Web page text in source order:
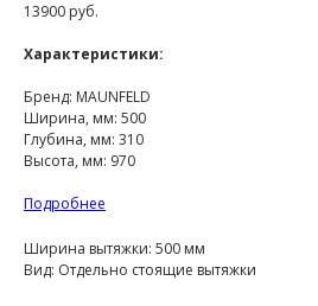
13900 руб.
Характеристики:
Бренд: MAUNFELD
Ширина, мм: 500
Глубина, мм: 310
Высота, мм: 970
Подробнее
Ширина вытяжки: 500 мм
Вид: Отдельно стоящие вытяжки